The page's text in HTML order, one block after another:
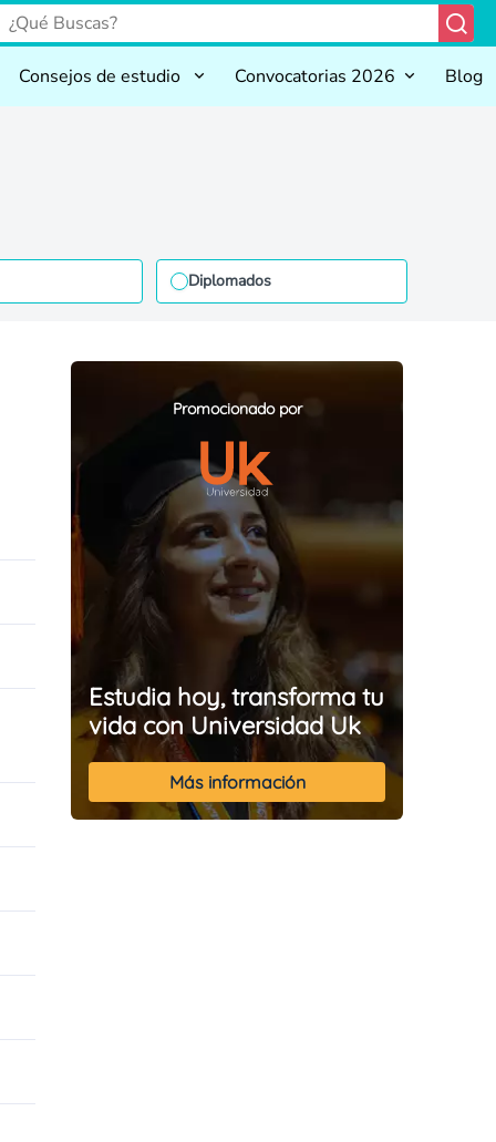
Consejos de estudio Convocatorias 2026 Blog
Diplomados
Promocionado por
Estudia hoy, transforma tu
vida con Universidad Uk
Más información